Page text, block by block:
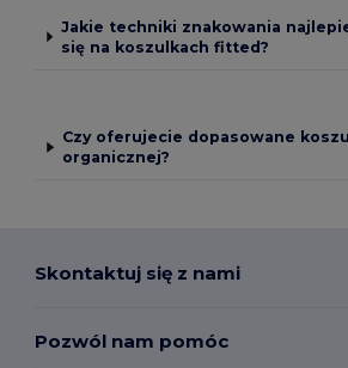
Jakie techniki znakowania
się na koszulkach fitted?
Czy oferujecie dopasowane
organicznej?
Skontaktuj się z nami
Pozwól nam pomóc